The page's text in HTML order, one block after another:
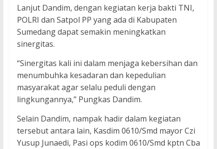
Lanjut Dandim, dengan kegiatan kerja bakti TNI,
POLRI dan Satpol PP yang ada di Kabupaten
Sumedang dapat semakin meningkatkan
sinergitas.
“Sinergitas kali ini dalam menjaga kebersihan dan
menumbuhka kesadaran dan kepedulian
masyarakat agar selalu peduli dengan
lingkungannya,” Pungkas Dandim.
Selain Dandim, nampak hadir dalam kegiatan
tersebut antara lain, Kasdim 0610/Smd mayor Czi
Yusup Junaedi, Pasi ops kodim 0610/Smd kptn Cba